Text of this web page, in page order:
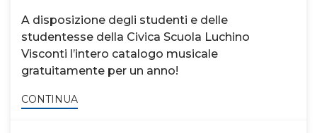
A disposizione degli studenti e delle
studentesse della Civica Scuola Luchino
Visconti l’intero catalogo musicale
gratuitamente per un anno!
CONTINUA